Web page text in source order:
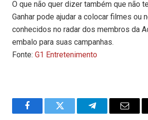
O que não quer dizer também que não
Ganhar pode ajudar a colocar filmes ou
conhecidos no radar dos membros da
embalo para suas campanhas.
Fonte: G1 Entretenimento
FacebookTwitter TelegramEmail